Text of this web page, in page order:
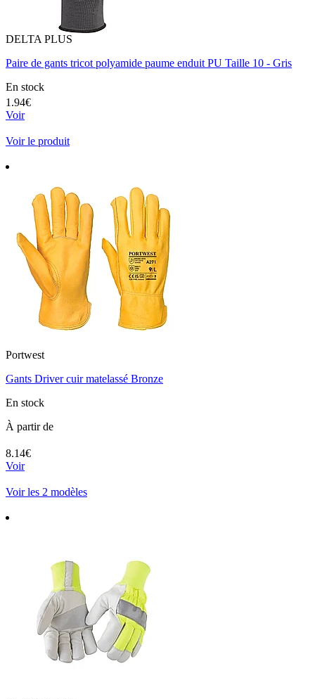
DELTA PLUS
Paire de gants tricot polyamide paume enduit PU Taille 10 - Gris
En stock
1.94€
Voir
Voir le produit
Portwest
Gants Driver cuir matelassé Bronze
En stock
À partir de
8.14€
Voir
Voir les 2 modèles